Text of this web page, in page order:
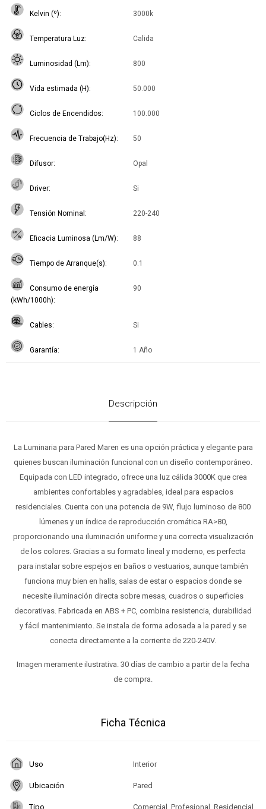
Kelvin (º) 3000k
Temperatura Luz Calida
Luminosidad (Lm) 800
Vida estimada (H) 50.000
Ciclos de Encendidos 100.000
Frecuencia de Trabajo(Hz) 50
Difusor Opal
Driver Si
Tensión Nominal 220-240
Eficacia Luminosa (Lm/W) 88
Tiempo de Arranque(s) 0.1
Consumo de energía
(kWh/1000h)
90
Cables Si
Garantía 1 Año
Descripción
La Luminaria para Pared Maren es una opción práctica y elegante para
quienes buscan iluminación funcional con un diseño contemporáneo.
Equipada con LED integrado, ofrece una luz cálida 3000K que crea
ambientes confortables y agradables, ideal para espacios
residenciales. Cuenta con una potencia de 9W, flujo luminoso de 800
lúmenes y un índice de reproducción cromática RA>80,
proporcionando una iluminación uniforme y una correcta visualización
de los colores. Gracias a su formato lineal y moderno, es perfecta
para instalar sobre espejos en baños o vestuarios, aunque también
funciona muy bien en halls, salas de estar o espacios donde se
necesite iluminación directa sobre mesas, cuadros o superficies
decorativas. Fabricada en ABS + PC, combina resistencia, durabilidad
y fácil mantenimiento. Se instala de forma adosada a la pared y se
conecta directamente a la corriente de 220-240V.
Imagen meramente ilustrativa. 30 días de cambio a partir de la fecha
de compra.
Ficha Técnica
Uso Interior
Ubicación Pared
Tipo Comercial, Profesional, Residencial